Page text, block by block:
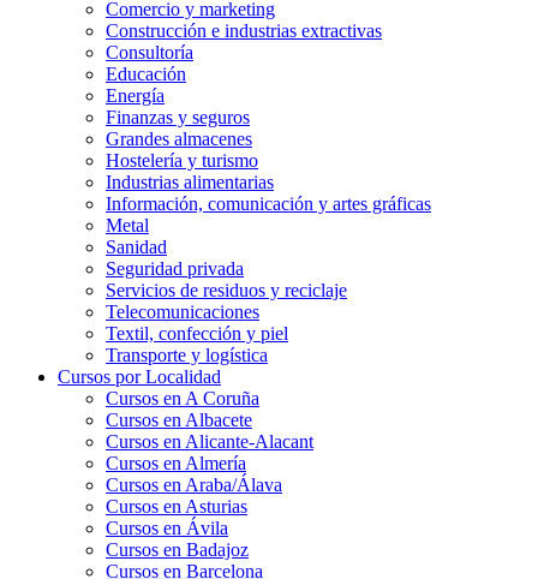
Comercio y marketing
Construcción e industrias extractivas
Consultoría
Educación
Energía
Finanzas y seguros
Grandes almacenes
Hostelería y turismo
Industrias alimentarias
Información, comunicación y artes gráficas
Metal
Sanidad
Seguridad privada
Servicios de residuos y reciclaje
Telecomunicaciones
Textil, confección y piel
Transporte y logística
Cursos por Localidad
Cursos en A Coruña
Cursos en Albacete
Cursos en Alicante-Alacant
Cursos en Almería
Cursos en Araba/Álava
Cursos en Asturias
Cursos en Ávila
Cursos en Badajoz
Cursos en Barcelona